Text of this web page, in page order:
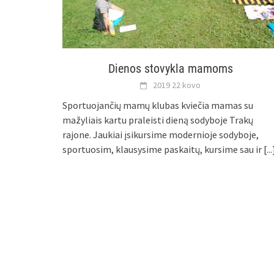
Dienos stovykla mamoms
2019 22 kovo
Sportuojančių mamų klubas kviečia mamas su
mažyliais kartu praleisti dieną sodyboje Trakų
rajone. Jaukiai įsikursime modernioje sodyboje,
sportuosim, klausysime paskaitų, kursime sau ir